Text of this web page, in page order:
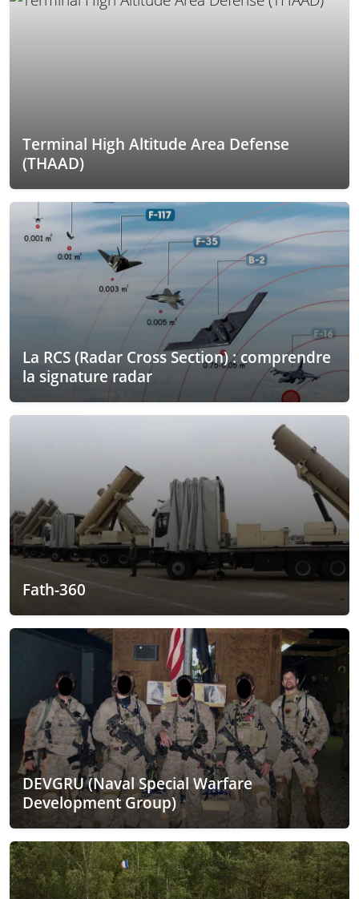
Terminal High Altitude Area Defense
(THAAD)
La RCS (Radar Cross Section) : comprendre
la signature radar
Fath-360
DEVGRU (Naval Special Warfare
Development Group)